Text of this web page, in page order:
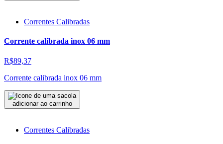
Correntes Calibradas
Corrente calibrada inox 06 mm
R$89,37
Corrente calibrada inox 06 mm
adicionar ao carrinho
Correntes Calibradas